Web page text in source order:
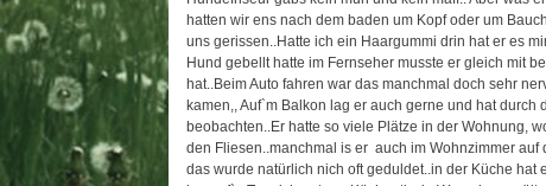
hatten wir ens nach dem baden um Kopf oder um
uns gerissen..Hatte ich ein Haargummi drin hat er es
Hund gebellt hatte im Fernseher musste er gleich mit
hat..Beim Auto fahren war das manchmal doch sehr
kamen,, Auf`m Balkon lag er auch gerne und hat
beobachten..Er hatte so viele Plätze in der Wohnung,
den Fliesen..manchmal is er auch im Wohnzimmer
das wurde natürlich nich oft geduldet..in der Küche hat